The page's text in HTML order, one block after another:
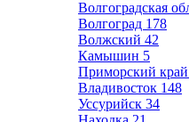
Волгоградская
Волгоград 178
Волжский 42
Камышин 5
Приморский край
Владивосток 148
Уссурийск 34